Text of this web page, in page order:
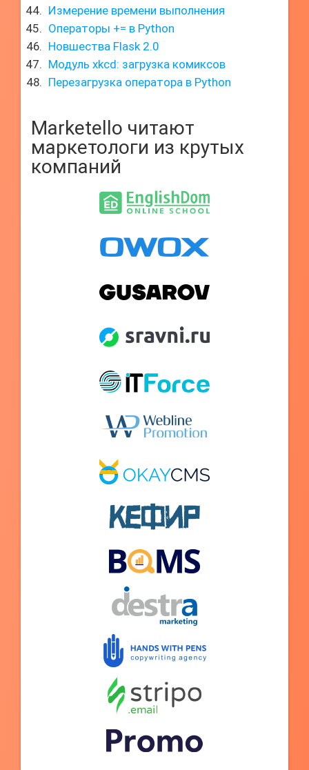
Измерение времени выполнения
Операторы += в Python
Новшества Flask 2.0
Модуль xkcd: загрузка комиксов
Перезагрузка оператора в Python
Marketello читают
маркетологи из крутых
компаний